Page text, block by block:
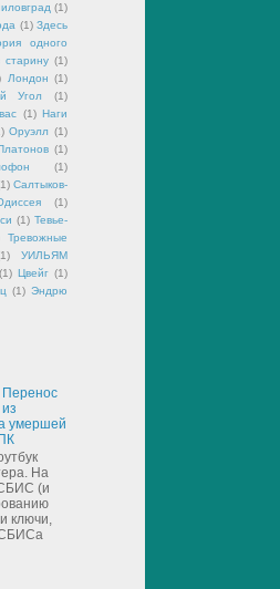
(1)
(1) Здесь
одного
старину (1)
Лондон (1)
Угол
(1)
(1) Наги
Оруэлл (1)
(1)
(1)
Салтыков-
(1)
(1) Тевье-
Тревожные
УИЛЬЯМ
(1) Цвейг (1)
(1) Эндрю
умершей
На
(и
ключи,
СБИСа